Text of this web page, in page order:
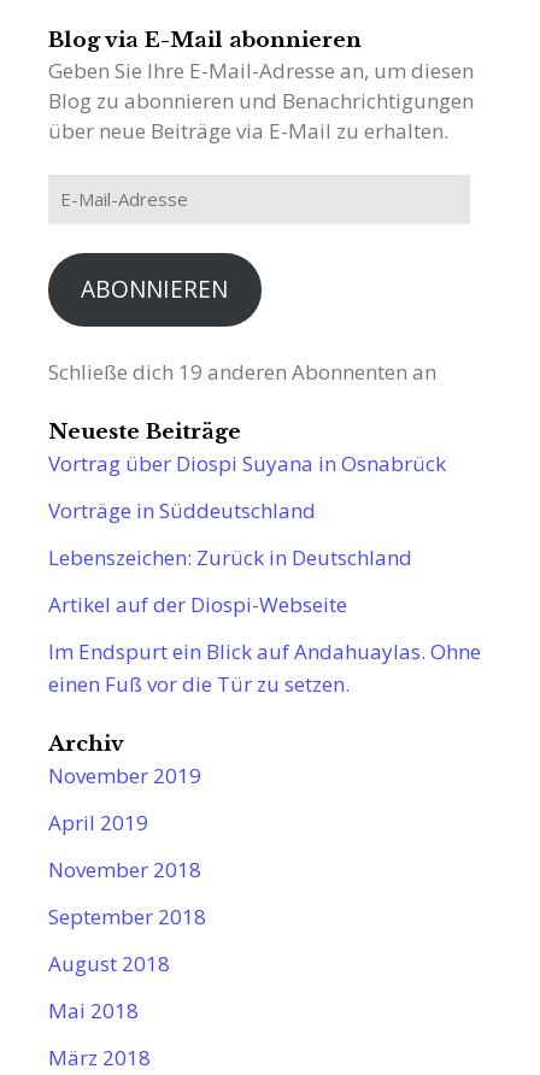
Blog via E-Mail abonnieren
Geben Sie Ihre E-Mail-Adresse an, um diesen
Blog zu abonnieren und Benachrichtigungen
über neue Beiträge via E-Mail zu erhalten.
E-
Mail-
Adresse
ABONNIEREN
Schließe dich 19 anderen Abonnenten an
Neueste Beiträge
Vortrag über Diospi Suyana in Osnabrück
Vorträge in Süddeutschland
Lebenszeichen: Zurück in Deutschland
Artikel auf der Diospi-Webseite
Im Endspurt ein Blick auf Andahuaylas. Ohne
einen Fuß vor die Tür zu setzen.
Archiv
November 2019
April 2019
November 2018
September 2018
August 2018
Mai 2018
März 2018